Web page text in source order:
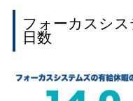
フォーカスシ
日数